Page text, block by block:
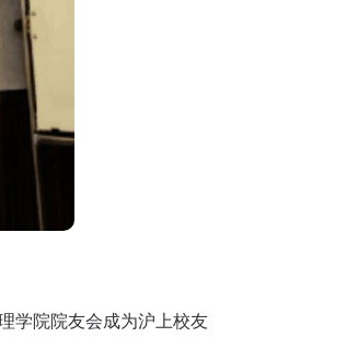
学院院友会成为沪上校友